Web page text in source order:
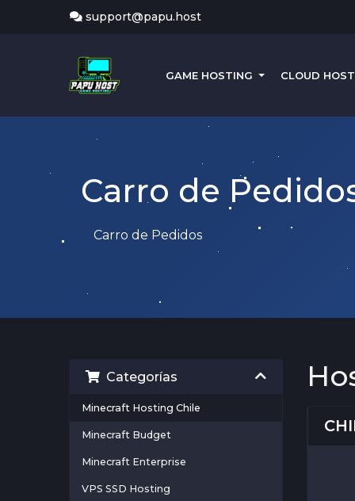
support@papu.host
GAME HOSTING CLOUD
Carro de
Carro de Pedidos
Categorías
Minecraft Hosting Chile
Minecraft Budget
Minecraft Enterprise
VPS SSD Hosting